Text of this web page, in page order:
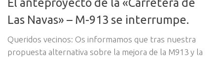
Las Navas» – M-913 se interrumpe.
Queridos vecinos: Os informamos que tras nuestra
propuesta alternativa sobre la mejora de la M913 y la